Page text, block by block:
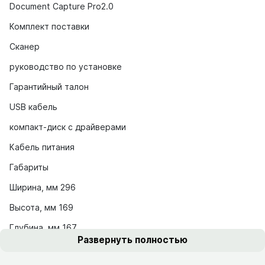
Document Capture Pro2.0
Комплект поставки
Сканер
руководство по установке
Гарантийный талон
USB кабель
компакт-диск с драйверами
Кабель питания
Габариты
Ширина, мм 296
Высота, мм 169
Глубина, мм 167
Развернуть полностью